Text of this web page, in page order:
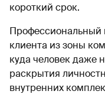
короткий срок.
Профессиональный
клиента из зоны
куда человек даже
раскрытия
внутренних